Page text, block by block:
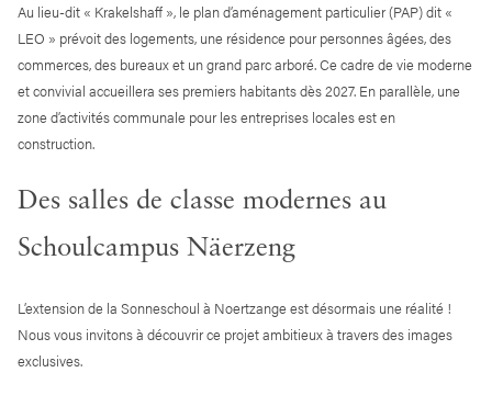
Au lieu-dit « Krakelshaff », le plan d’aménagement particulier (PAP) dit «
LEO » prévoit des logements, une résidence pour personnes âgées, des
commerces, des bureaux et un grand parc arboré. Ce cadre de vie moderne
et convivial accueillera ses premiers habitants dès 2027. En parallèle, une
zone d’activités communale pour les entreprises locales est en
construction.
Des salles de classe modernes au
Schoulcampus Näerzeng
L’extension de la Sonneschoul à Noertzange est désormais une réalité !
Nous vous invitons à découvrir ce projet ambitieux à travers des images
exclusives.